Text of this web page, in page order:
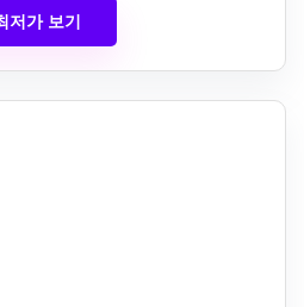
저가 보기